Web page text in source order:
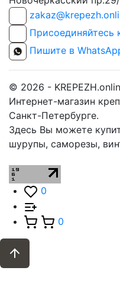
Присоединяйтесь
Пишите в
© 2026 -
Интернет-магазин
Санкт-Петербурге.
Здесь Вы можете
шурупы, саморезы,
0
0